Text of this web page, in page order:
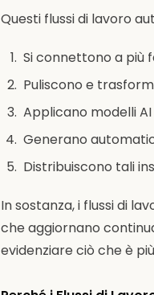
Questi flussi di lavoro
Si connettono a più
Puliscono e
Applicano modelli
Generano
Distribuiscono tali
In sostanza, i flussi di
che aggiornano
evidenziare ciò che è